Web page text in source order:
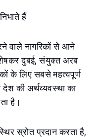
हैं
वाले नागरिकों से आने
दुबई, संयुक्त अरब
के लिए सबसे महत्वपूर्ण
की अर्थव्यवस्था का
है।
स्रोत प्रदान करता है,